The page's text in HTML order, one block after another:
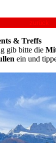
& Treffs
gib bitte die
ein und